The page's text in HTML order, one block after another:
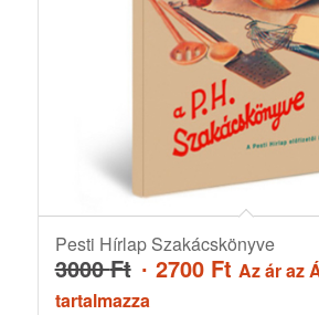
Pesti Hírlap Szakácskönyve
3000Ft Original
price
2700 FtCurrent
Az ár az
tartalmazza